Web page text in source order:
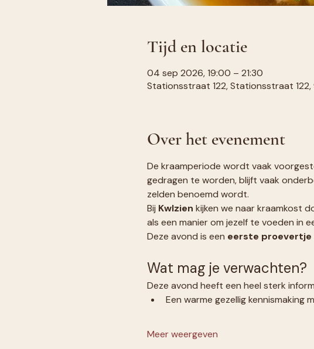
Tijd en locatie
04 sep 2026, 19:00 – 21:30
Stationsstraat 122, Stationsstraat 122,
Over het evenement
De kraamperiode wordt vaak
gedragen te worden, blijft vaak
zelden benoemd wordt.
Bij KwIzien kijken we naar kraamkost
als een manier om jezelf te voeden in
Deze avond is een eerste proevertje
Wat mag je verwachten?
Deze avond heeft een heel sterk
Een warme gezellig kennismaking
Meer weergeven